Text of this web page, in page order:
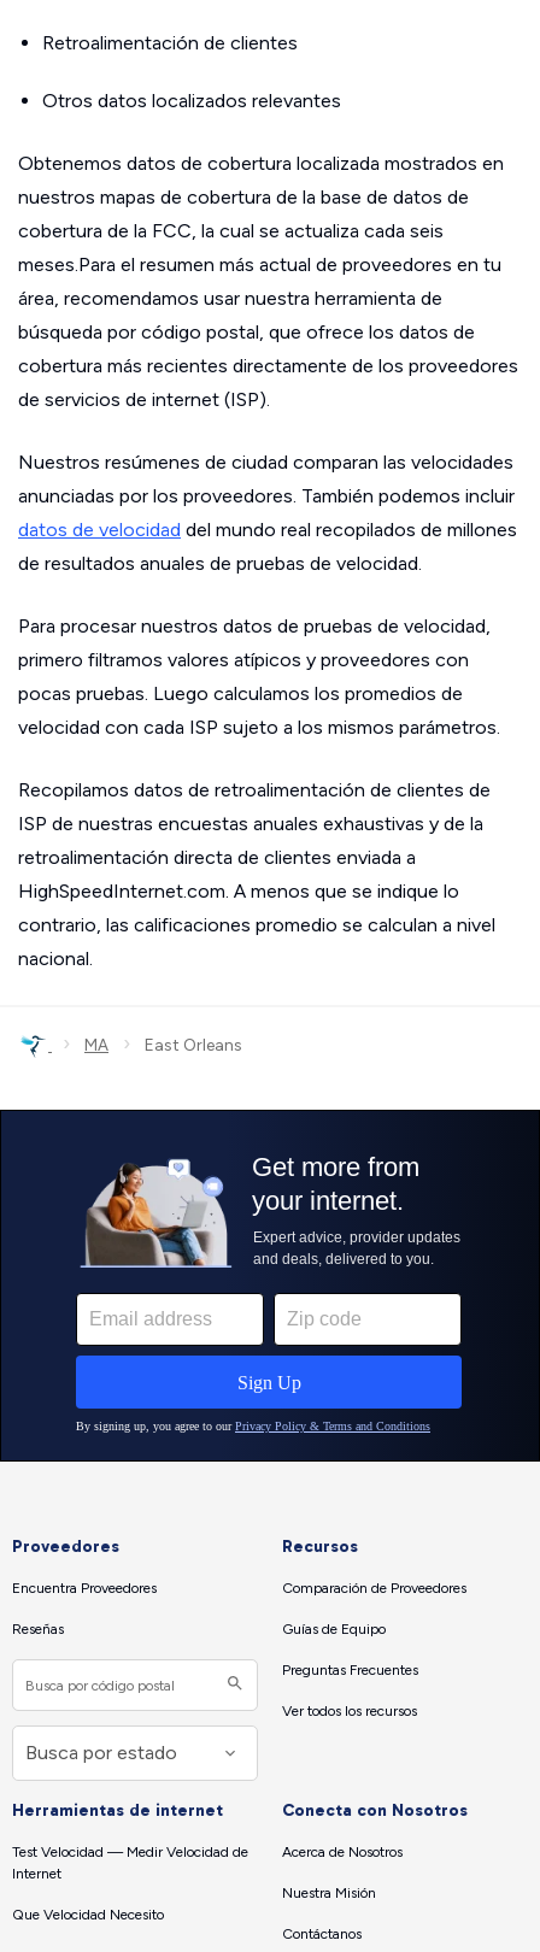
Retroalimentación de clientes
Otros datos localizados relevantes
Obtenemos datos de cobertura localizada mostrados en
nuestros mapas de cobertura de la base de datos de
cobertura de la FCC, la cual se actualiza cada seis
meses.Para el resumen más actual de proveedores en tu
área, recomendamos usar nuestra herramienta de
búsqueda por código postal, que ofrece los datos de
cobertura más recientes directamente de los proveedores
de servicios de internet (ISP).
Nuestros resúmenes de ciudad comparan las velocidades
anunciadas por los proveedores. También podemos incluir
datos de velocidad del mundo real recopilados de millones
de resultados anuales de pruebas de velocidad.
Para procesar nuestros datos de pruebas de velocidad,
primero filtramos valores atípicos y proveedores con
pocas pruebas. Luego calculamos los promedios de
velocidad con cada ISP sujeto a los mismos parámetros.
Recopilamos datos de retroalimentación de clientes de
ISP de nuestras encuestas anuales exhaustivas y de la
retroalimentación directa de clientes enviada a
HighSpeedInternet.com. A menos que se indique lo
contrario, las calificaciones promedio se calculan a nivel
nacional.
› MA › East Orleans
Proveedores
Encuentra Proveedores
Reseñas
Recursos
Comparación de Proveedores
Guías de Equipo
Preguntas Frecuentes
Ver todos los recursos
Herramientas de internet
Test Velocidad — Medir Velocidad de
Internet
Que Velocidad Necesito
Conecta con Nosotros
Acerca de Nosotros
Nuestra Misión
Contáctanos